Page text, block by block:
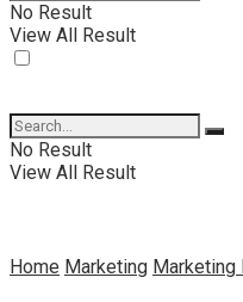
No Result
View All Result
No Result
View All Result
Home Marketing Marketing